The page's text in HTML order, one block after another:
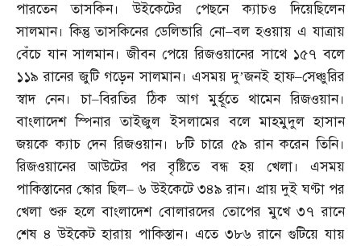
পারতেন তাসকিন। উইকেটের পেছনে ক্যাচও দিয়েছিলেন
সালমান। কিন্তু তাসকিনের ডেলিভারি নো–বল হওয়ায় এ যাত্রায়
বেঁচে যান সালমান। জীবন পেয়ে রিজওয়ানের সাথে ১৫৭ বলে
১১৯ রানের জুটি গড়েন সালমান। এসময় দু’জনই হাফ–সেঞ্চুরির
স্বাদ নেন। চা–বিরতির ঠিক আগ মুর্হূতে থামেন রিজওয়ান।
বাংলাদেশ স্পিনার তাইজুল ইসলামের বলে মাহমুদুল হাসান
জয়কে ক্যাচ দেন রিজওয়ান। ৮টি চারে ৫৯ রান করেন তিনি।
রিজওয়ানের আউটের পর বৃষ্টিতে বন্ধ হয় খেলা। এসময়
পাকিস্তানের স্কোর ছিল–৬ উইকেটে ৩৪৯ রান। প্রায় দুই ঘণ্টা পর
খেলা শুরু হলে বাংলাদেশ বোলারদের তোপের মুখে ৩৭ রানে
শেষ ৪ উইকেট হারায় পাকিস্তান। এতে ৩৮৬ রানে গুটিয়ে যায়